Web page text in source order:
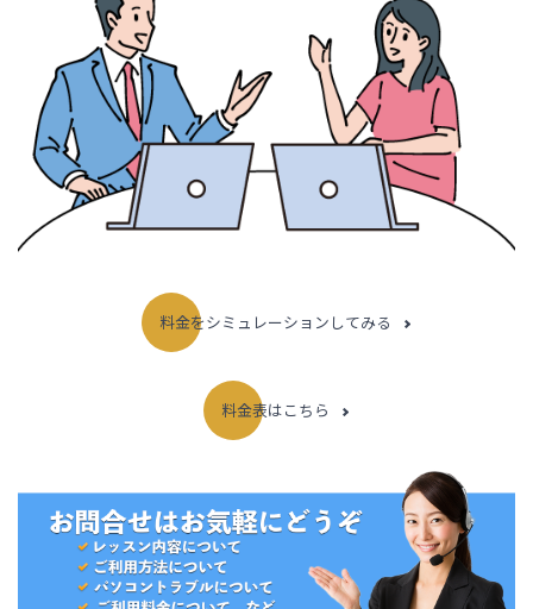
料金をシミュレーションしてみる
料金表はこちら